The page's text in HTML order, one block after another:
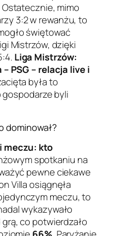
Ostatecznie, mimo
3:2 w rewanżu, to
świętować
Mistrzów, dzięki
Liga Mistrzów:
PSG – relacja live i
była to
gospodarze byli
dominował?
kto
spotkaniu na
pewne ciekawe
Villa osiągnęła
meczu, to
wykazywało
co potwierdzało